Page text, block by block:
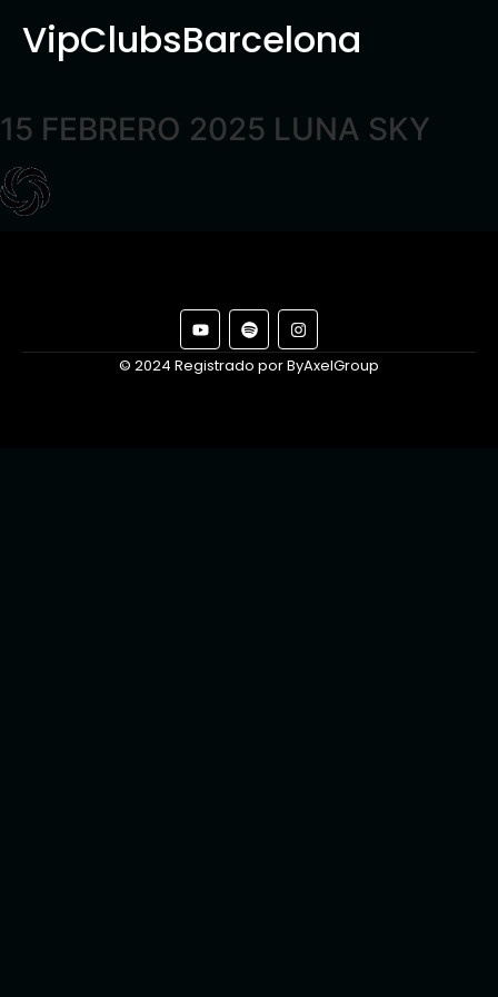
VipClubsBarcelona
15 FEBRERO 2025 LUNA SKY
© 2024 Registrado por ByAxelGroup